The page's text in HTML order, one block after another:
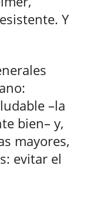
Y
–la
bien– y,
mayores,
evitar el